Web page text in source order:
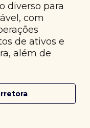
diverso para
com
de ativos e
além de